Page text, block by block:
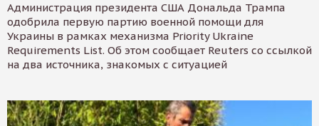
Администрация президента США Дональда Трампа
одобрила первую партию военной помощи для
Украины в рамках механизма Priority Ukraine
Requirements List. Об этом сообщает Reuters со ссылкой
на два источника, знакомых с ситуацией